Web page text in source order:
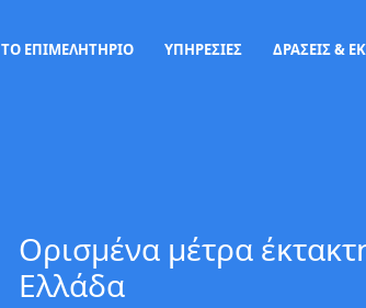
ΤΟ ΕΠΙΜΕΛΗΤΗΡΙΟ ΥΠΗΡΕΣΙΕΣ ΔΡΑΣΕΙΣ &
Ορισμένα μέτρα
Ελλάδα